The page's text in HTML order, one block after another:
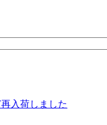
再入荷しました